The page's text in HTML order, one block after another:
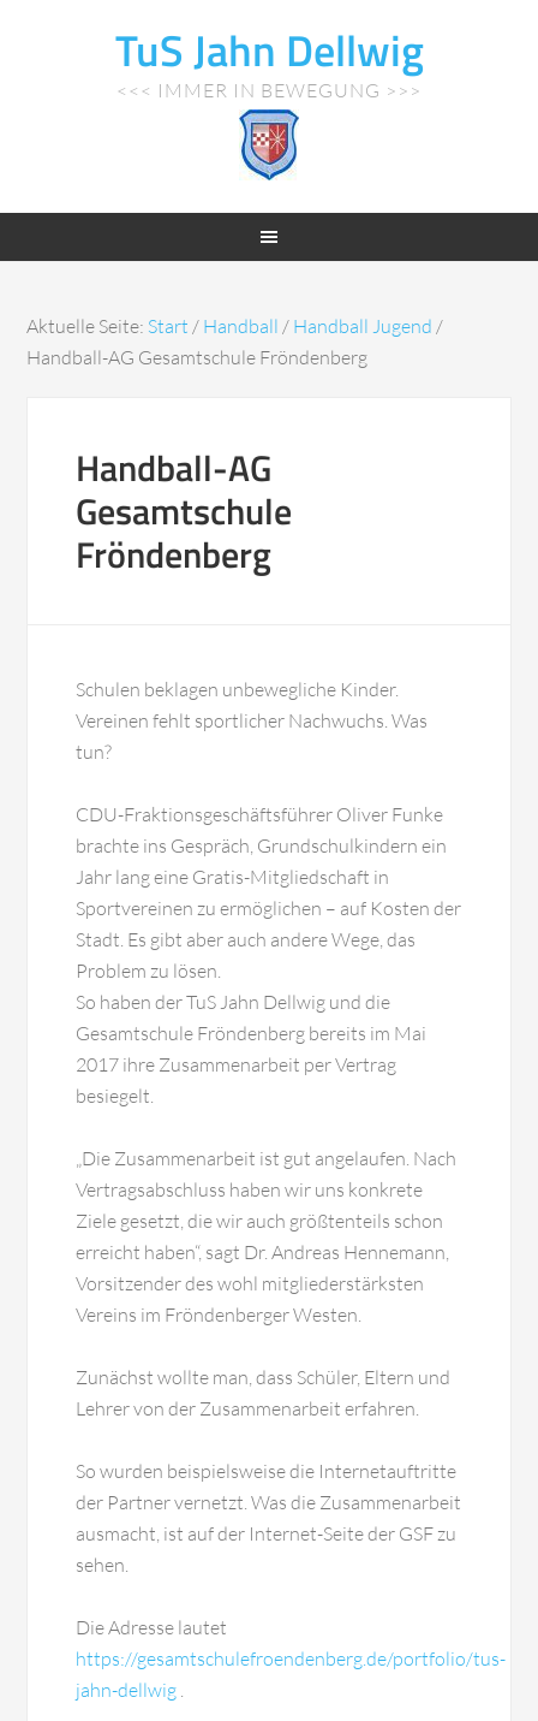
TuS Jahn Dellwig
<<< IMMER IN BEWEGUNG >>>
Aktuelle Seite: Start / Handball / Handball Jugend /
Handball-AG Gesamtschule Fröndenberg
Handball-AG
Gesamtschule
Fröndenberg
Schulen beklagen unbewegliche Kinder.
Vereinen fehlt sportlicher Nachwuchs. Was
tun?
CDU-Fraktionsgeschäftsführer Oliver Funke
brachte ins Gespräch, Grundschulkindern ein
Jahr lang eine Gratis-Mitgliedschaft in
Sportvereinen zu ermöglichen – auf Kosten der
Stadt. Es gibt aber auch andere Wege, das
Problem zu lösen.
So haben der TuS Jahn Dellwig und die
Gesamtschule Fröndenberg bereits im Mai
2017 ihre Zusammenarbeit per Vertrag
besiegelt.
„Die Zusammenarbeit ist gut angelaufen. Nach
Vertragsabschluss haben wir uns konkrete
Ziele gesetzt, die wir auch größtenteils schon
erreicht haben“, sagt Dr. Andreas Hennemann,
Vorsitzender des wohl mitgliederstärksten
Vereins im Fröndenberger Westen.
Zunächst wollte man, dass Schüler, Eltern und
Lehrer von der Zusammenarbeit erfahren.
So wurden beispielsweise die Internetauftritte
der Partner vernetzt. Was die Zusammenarbeit
ausmacht, ist auf der Internet-Seite der GSF zu
sehen.
Die Adresse lautet
https://gesamtschulefroendenberg.de/portfolio/tus-
jahn-dellwig .